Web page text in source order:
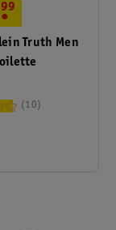
Truth Men
.
99
10